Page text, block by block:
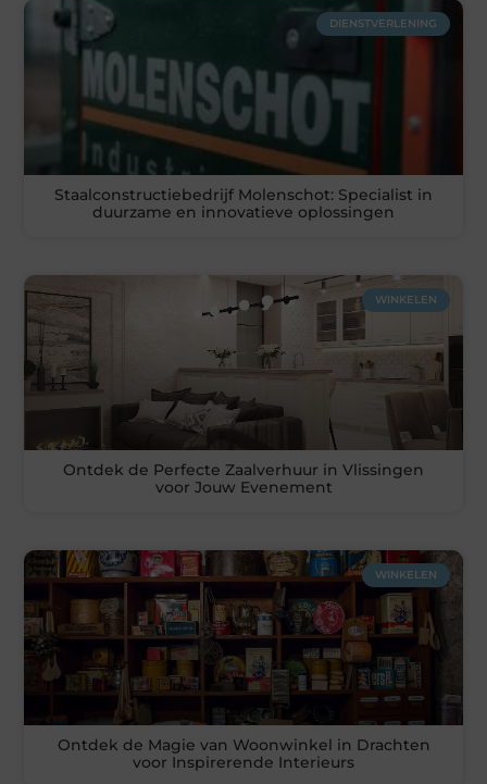
DIENSTVERLENING
Staalconstructiebedrijf Molenschot: Specialist in
duurzame en innovatieve oplossingen
WINKELEN
Ontdek de Perfecte Zaalverhuur in Vlissingen
voor Jouw Evenement
WINKELEN
Ontdek de Magie van Woonwinkel in Drachten
voor Inspirerende Interieurs